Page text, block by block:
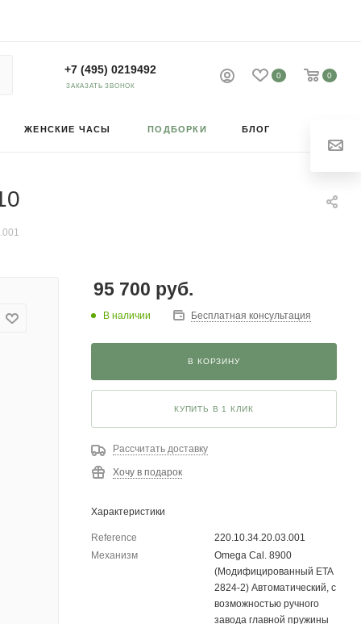
0 0
+7 (495) 0219492
ЗАКАЗАТЬ ЗВОНОК
ЖЕНСКИЕ ЧАСЫ ПОДБОРКИ БЛОГ
95 700 руб.
В наличии Бесплатная консультация
В КОРЗИНУ
КУПИТЬ В 1 КЛИК
Рассчитать доставку
Хочу в подарок
Характеристики
Reference
220.10.34.20.03.001
Механизм
Omega Cal. 8900
(Модифицированный ETA
2824-2) Автоматический, с
возможностью ручного
завода главной пружины